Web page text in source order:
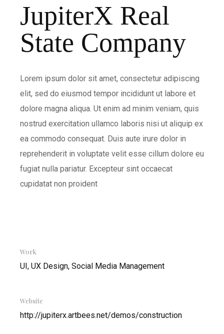
JupiterX Real
State Company
Lorem ipsum dolor sit amet, consectetur adipiscing
elit, sed do eiusmod tempor incididunt ut labore et
dolore magna aliqua. Ut enim ad minim veniam, quis
nostrud exercitation ullamco laboris nisi ut aliquip ex
ea commodo consequat. Duis aute irure dolor in
reprehenderit in voluptate velit esse cillum dolore eu
fugiat nulla pariatur. Excepteur sint occaecat
cupidatat non proident
Work
UI, UX Design, Social Media Management
Website
http://jupiterx.artbees.net/demos/construction